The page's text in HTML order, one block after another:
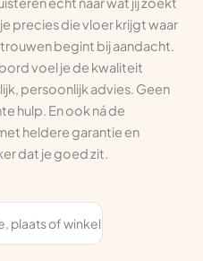
precies die vloer krijgt waar
begint bij aandacht.
voel je de kwaliteit
persoonlijk advies. Geen
hulp. En ook ná de
heldere garantie en
dat je goed zit.